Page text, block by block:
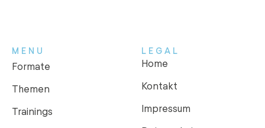
MENU
Formate
Themen
Trainings
LEGAL
Home
Kontakt
Impressum